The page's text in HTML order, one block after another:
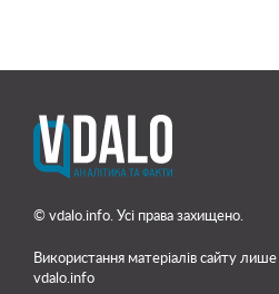
© vdalo.info. Усі права захищено.
Використання матеріалів сайту лише
vdalo.info